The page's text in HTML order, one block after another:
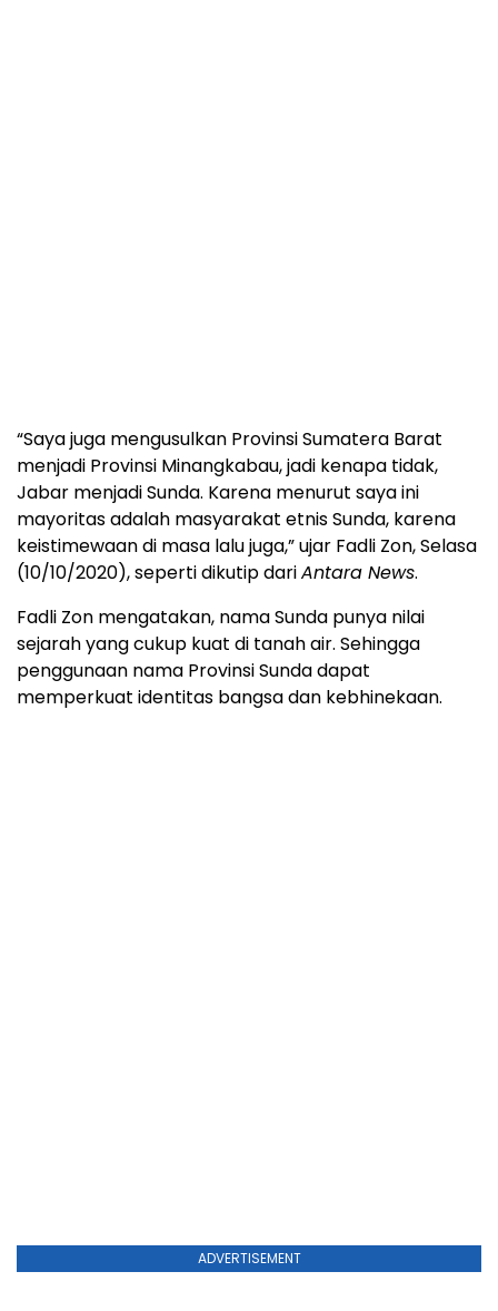
“Saya juga mengusulkan Provinsi Sumatera Barat
menjadi Provinsi Minangkabau, jadi kenapa tidak,
Jabar menjadi Sunda. Karena menurut saya ini
mayoritas adalah masyarakat etnis Sunda, karena
keistimewaan di masa lalu juga,” ujar Fadli Zon, Selasa
(10/10/2020), seperti dikutip dariAntara News.
Fadli Zon mengatakan, nama Sunda punya nilai
sejarah yang cukup kuat di tanah air. Sehingga
penggunaan nama Provinsi Sunda dapat
memperkuat identitas bangsa dan kebhinekaan.
ADVERTISEMENT